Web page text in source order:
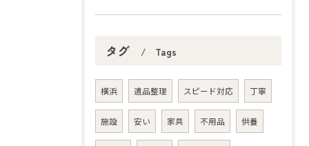
タグ Tags
横浜 遺品整理 スピード対応 丁寧
施設 安い 家具 不用品 供養